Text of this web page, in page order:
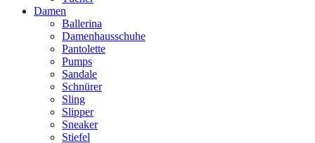
Damen
Ballerina
Damenhausschuhe
Pantolette
Pumps
Sandale
Schnürer
Sling
Slipper
Sneaker
Stiefel